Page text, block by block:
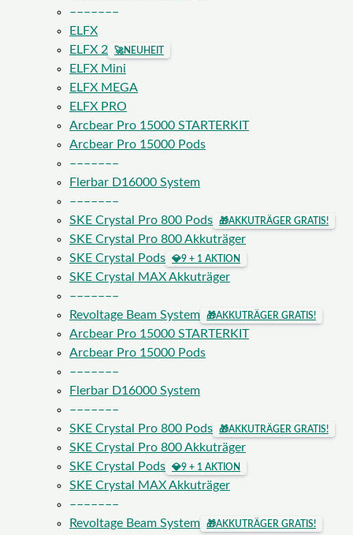
–––––––
ELFX
ELFX 2
🚀NEUHEIT
ELFX Mini
ELFX MEGA
ELFX PRO
Arcbear Pro 15000 STARTERKIT
Arcbear Pro 15000 Pods
–––––––
Flerbar D16000 System
–––––––
SKE Crystal Pro 800 Pods
🎁AKKUTRÄGER GRATIS!
SKE Crystal Pro 800 Akkuträger
SKE Crystal Pods
💎9 + 1 AKTION
SKE Crystal MAX Akkuträger
–––––––
Revoltage Beam System
🎁AKKUTRÄGER GRATIS!
Arcbear Pro 15000 STARTERKIT
Arcbear Pro 15000 Pods
–––––––
Flerbar D16000 System
–––––––
SKE Crystal Pro 800 Pods
🎁AKKUTRÄGER GRATIS!
SKE Crystal Pro 800 Akkuträger
SKE Crystal Pods
💎9 + 1 AKTION
SKE Crystal MAX Akkuträger
–––––––
Revoltage Beam System
🎁AKKUTRÄGER GRATIS!